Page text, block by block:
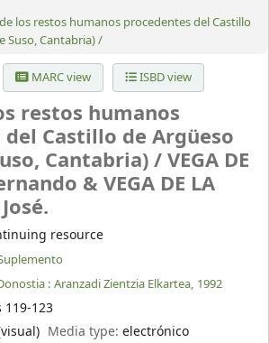
los restos humanos procedentes del Castillo
Suso, Cantabria) /
MARC view ISBD view
restos humanos
Castillo de Argüeso
Cantabria) /VEGA DE
& VEGA DE LA
resource
: Aranzadi Zientzia Elkartea, 1992
119-123
Media type:electrónico